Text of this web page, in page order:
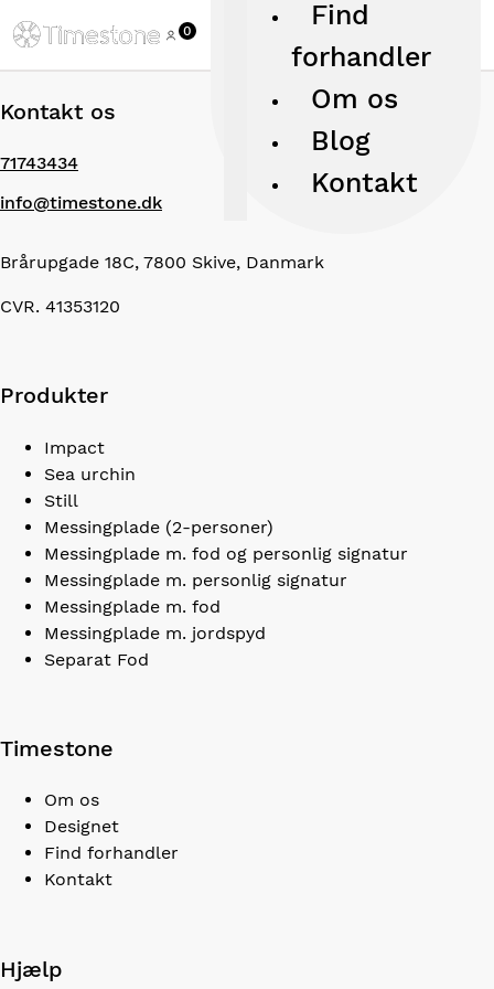
0
Find
forhandler
Om os
Blog
Kontakt
Kontakt os
71743434
info@timestone.dk
Brårupgade 18C, 7800 Skive, Danmark
CVR. 41353120
Produkter
Impact
Sea urchin
Still
Messingplade (2-personer)
Messingplade m. fod og personlig signatur
Messingplade m. personlig signatur
Messingplade m. fod
Messingplade m. jordspyd
Separat Fod
Timestone
Om os
Designet
Find forhandler
Kontakt
Hjælp